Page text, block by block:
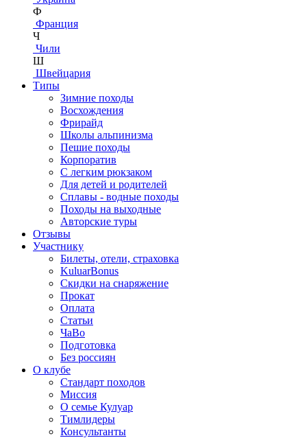
Ф
Франция
Ч
Чили
Ш
Швейцария
Типы
Зимние походы
Восхождения
Фрирайд
Школы альпинизма
Пешие походы
Корпоратив
С легким рюкзаком
Для детей и родителей
Сплавы - водные походы
Походы на выходные
Авторские туры
Отзывы
Участнику
Билеты, отели, страховка
KuluarBonus
Скидки на снаряжение
Прокат
Оплата
Статьи
ЧаВо
Подготовка
Без россиян
О клубе
Стандарт походов
Миссия
О семье Кулуар
Тимлидеры
Консультанты